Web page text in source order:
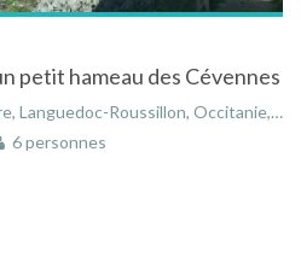
petit hameau des Cévennes
Roussillon, Occitanie, France
6 personnes